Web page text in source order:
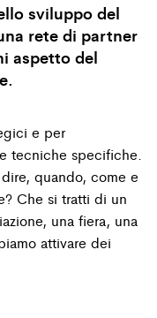
sviluppo del
rete di partner
aspetto del
e per
tecniche specifiche.
quando, come e
Che si tratti di un
una fiera, una
attivare dei